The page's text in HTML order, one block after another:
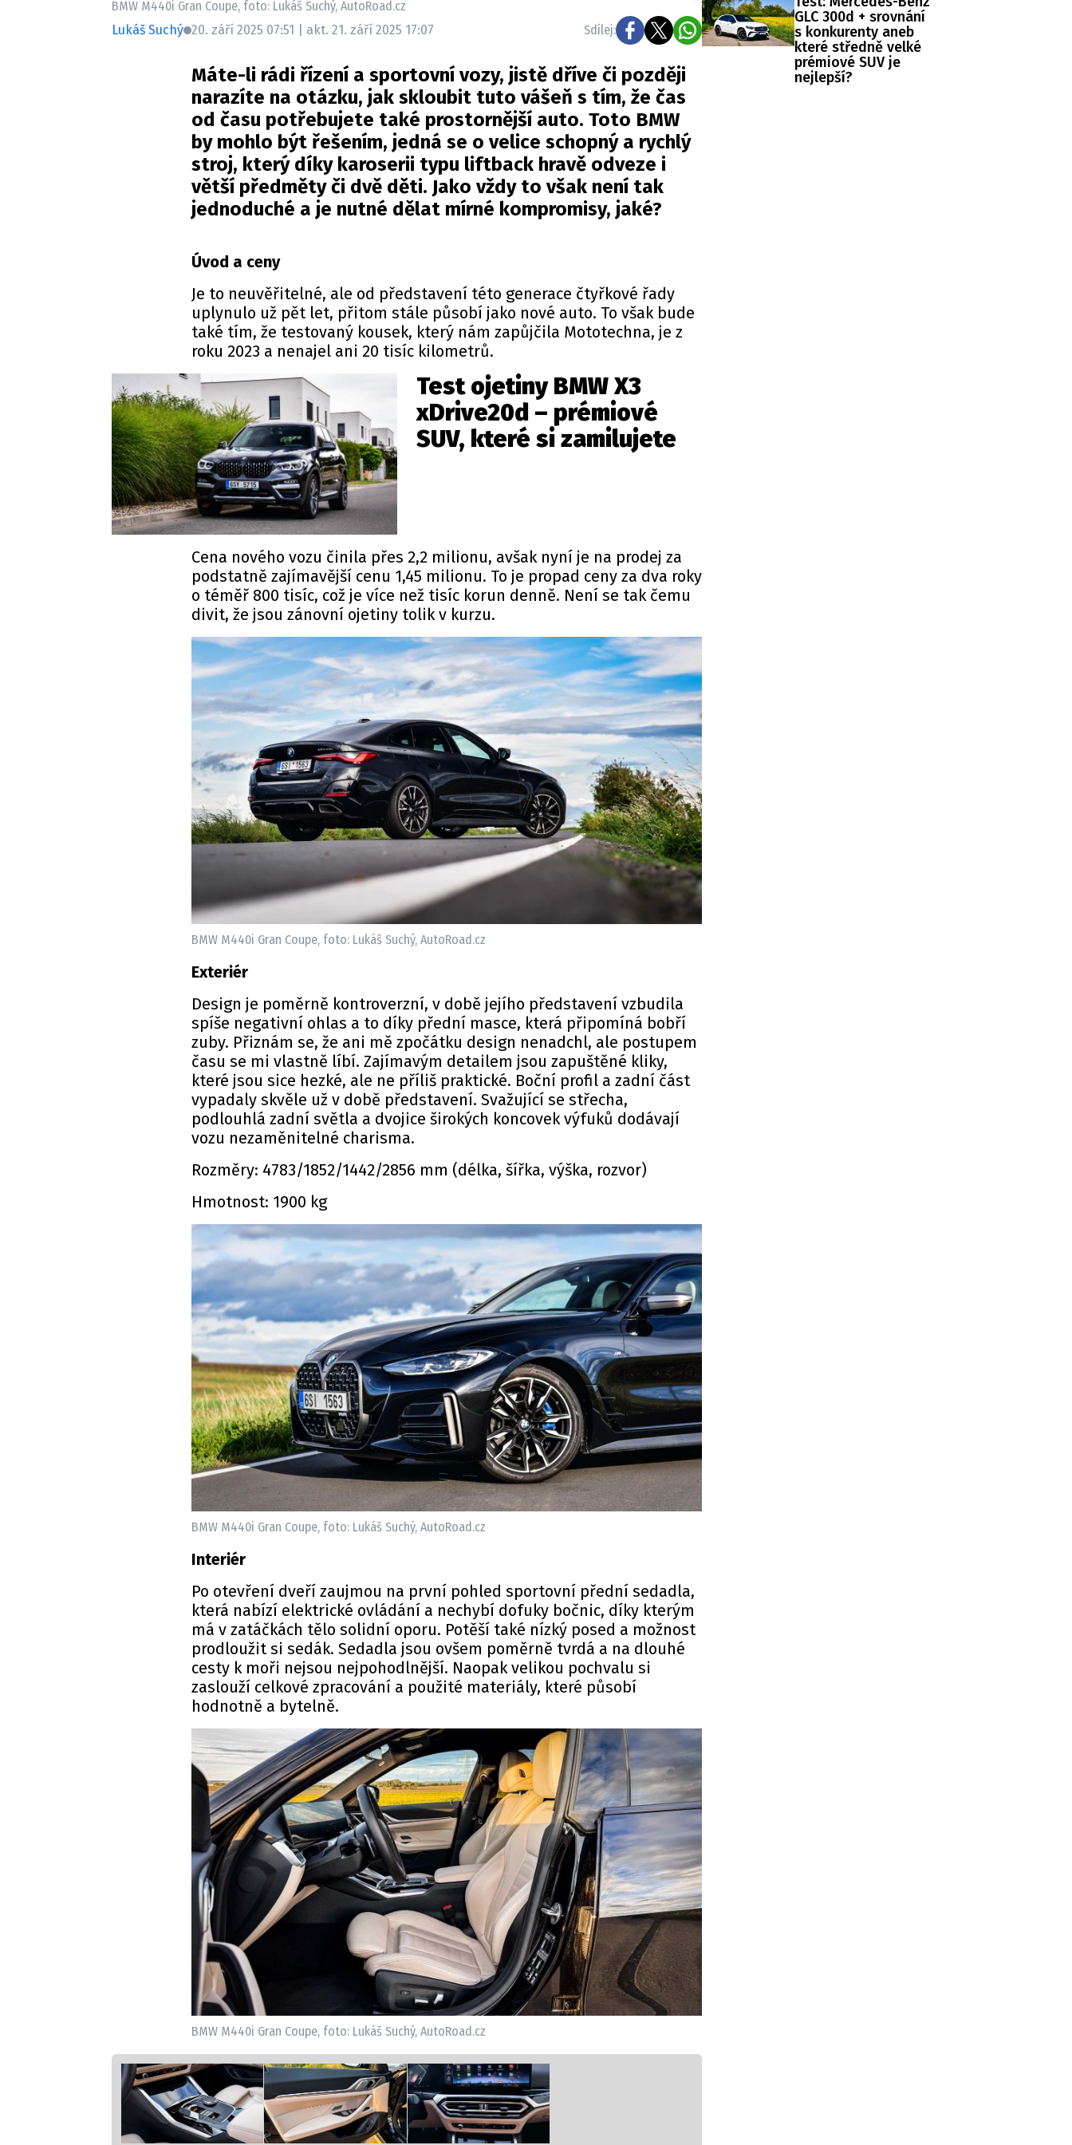
BMW M440i Gran Coupe, foto: Lukáš Suchý, AutoRoad.cz
Lukáš Suchý 20. září 2025 07:51 | akt. 21. září 2025 17:07 Sdílej:
Máte-li rádi řízení a sportovní vozy, jistě dříve či později
narazíte na otázku, jak skloubit tuto vášeň s tím, že čas
od času potřebujete také prostornější auto. Toto BMW
by mohlo být řešením, jedná se o velice schopný a rychlý
stroj, který díky karoserii typu liftback hravě odveze i
větší předměty či dvě děti. Jako vždy to však není tak
jednoduché a je nutné dělat mírné kompromisy, jaké?
Úvod a ceny
Je to neuvěřitelné, ale od představení této generace čtyřkové řady
uplynulo už pět let, přitom stále působí jako nové auto. To však bude
také tím, že testovaný kousek, který nám zapůjčila Mototechna, je z
roku 2023 a nenajel ani 20 tisíc kilometrů.
Test ojetiny BMW X3
xDrive20d – prémiové
SUV, které si zamilujete
Cena nového vozu činila přes 2,2 milionu, avšak nyní je na prodej za
podstatně zajímavější cenu 1,45 milionu. To je propad ceny za dva roky
o téměř 800 tisíc, což je více než tisíc korun denně. Není se tak čemu
divit, že jsou zánovní ojetiny tolik v kurzu.
BMW M440i Gran Coupe, foto: Lukáš Suchý, AutoRoad.cz
Exteriér
Design je poměrně kontroverzní, v době jejího představení vzbudila
spíše negativní ohlas a to díky přední masce, která připomíná bobří
zuby. Přiznám se, že ani mě zpočátku design nenadchl, ale postupem
času se mi vlastně líbí. Zajímavým detailem jsou zapuštěné kliky,
které jsou sice hezké, ale ne příliš praktické. Boční profil a zadní část
vypadaly skvěle už v době představení. Svažující se střecha,
podlouhlá zadní světla a dvojice širokých koncovek výfuků dodávají
vozu nezaměnitelné charisma.
Rozměry: 4783/1852/1442/2856 mm (délka, šířka, výška, rozvor)
Hmotnost: 1900 kg
BMW M440i Gran Coupe, foto: Lukáš Suchý, AutoRoad.cz
Interiér
Po otevření dveří zaujmou na první pohled sportovní přední sedadla,
která nabízí elektrické ovládání a nechybí dofuky bočnic, díky kterým
má v zatáčkách tělo solidní oporu. Potěší také nízký posed a možnost
prodloužit si sedák. Sedadla jsou ovšem poměrně tvrdá a na dlouhé
cesty k moři nejsou nejpohodlnější. Naopak velikou pochvalu si
zaslouží celkové zpracování a použité materiály, které působí
hodnotně a bytelně.
BMW M440i Gran Coupe, foto: Lukáš Suchý, AutoRoad.cz
GLC 300d + srovnání
s konkurenty aneb
které středně velké
prémiové SUV je
nejlepší?